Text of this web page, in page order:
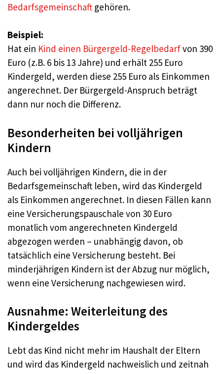
Bedarfsgemeinschaft gehören.
Beispiel:
Hat ein Kind einen Bürgergeld-Regelbedarfvon 390
Euro (z.B. 6 bis 13 Jahre) und erhält 255 Euro
Kindergeld, werden diese 255 Euro als Einkommen
angerechnet. Der Bürgergeld-Anspruch beträgt
dann nur noch die Differenz.
Besonderheiten bei volljährigen
Kindern
Auch bei volljährigen Kindern, die in der
Bedarfsgemeinschaft leben, wird das Kindergeld
als Einkommen angerechnet. In diesen Fällen kann
eine Versicherungspauschale von 30 Euro
monatlich vom angerechneten Kindergeld
abgezogen werden – unabhängig davon, ob
tatsächlich eine Versicherung besteht. Bei
minderjährigen Kindern ist der Abzug nur möglich,
wenn eine Versicherung nachgewiesen wird.
Ausnahme: Weiterleitung des
Kindergeldes
Lebt das Kind nicht mehr im Haushalt der Eltern
und wird das Kindergeld nachweislich und zeitnah